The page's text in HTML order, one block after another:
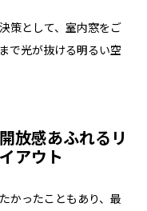
策として、室内窓をご
で光が抜ける明るい空
放感あふれるリ
アウト
かったこともあり、最